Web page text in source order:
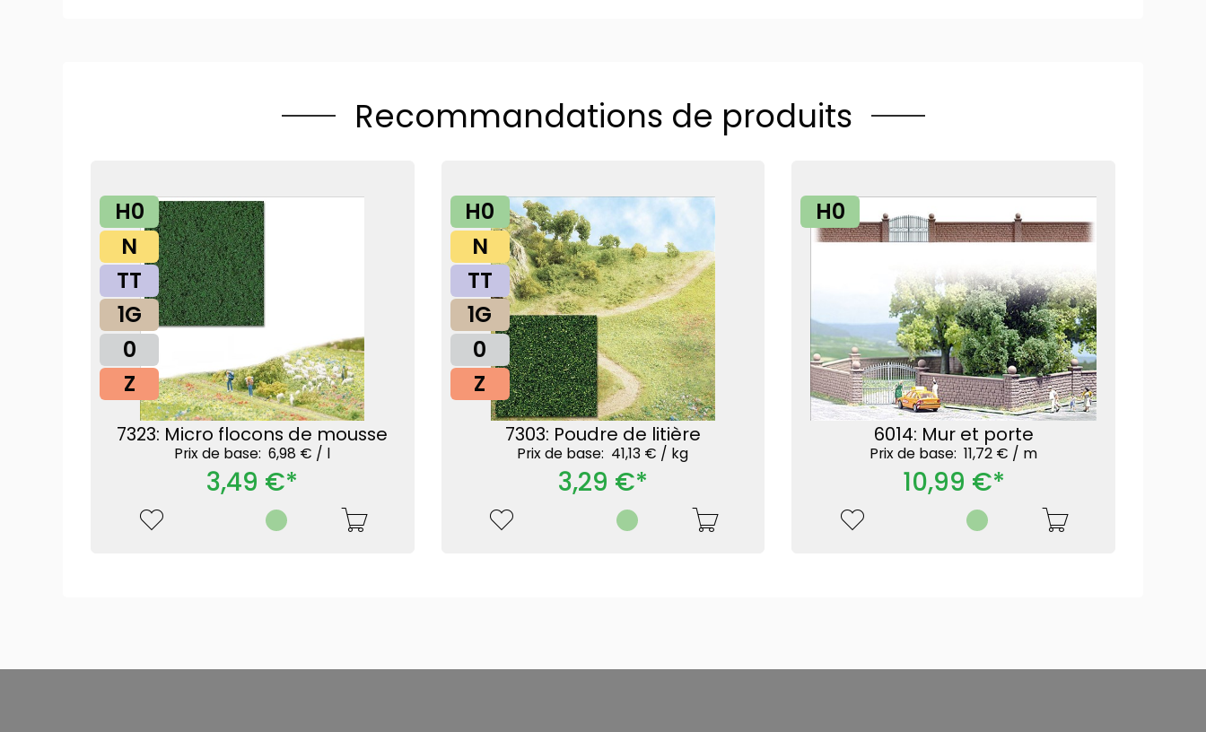
Recommandations de produits
H0
N
TT
1G
0
Z
7323: Micro flocons de mousse
Prix ​​de base: 6,98 € / l
3,49 €*
H0
N
TT
1G
0
Z
7303: Poudre de litière
Prix ​​de base: 41,13 € / kg
3,29 €*
H0
6014: Mur et porte
Prix ​​de base: 11,72 € / m
10,99 €*